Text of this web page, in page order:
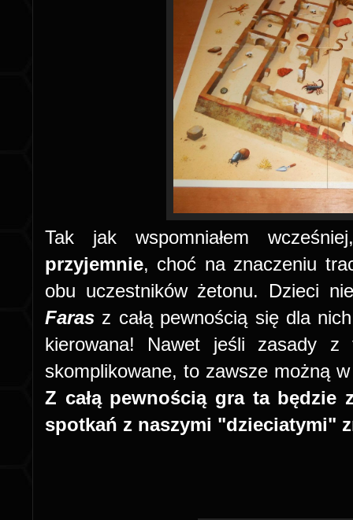
Tak jak wspomniałem
przyjemnie, choć na znaczeniu
obu uczestników żetonu. Dzieci
Faras z całą pewnością się dla
kierowana! Nawet jeśli zasady
skomplikowane, to zawsze możną
Z całą pewnością gra ta będzie
spotkań z naszymi "dzieciatymi"